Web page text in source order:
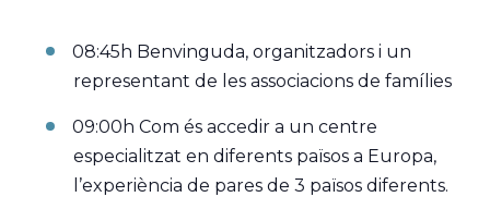
08:45h Benvinguda, organitzadors i un
representant de les associacions de famílies
09:00h Com és accedir a un centre
especialitzat en diferents països a Europa,
l’experiència de pares de 3 països diferents.